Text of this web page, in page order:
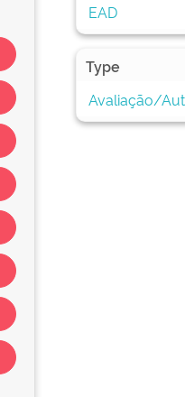
EAD
Type
Avaliação/